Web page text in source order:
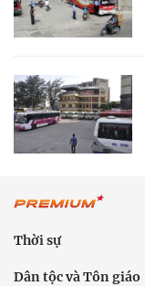
Thời sự
Dân tộc và Tôn giáo